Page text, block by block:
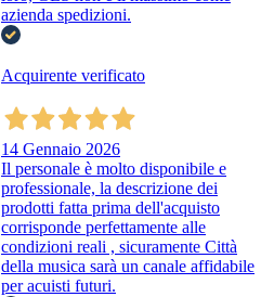
azienda spedizioni.
Acquirente verificato
14 Gennaio 2026
Il personale è molto disponibile e
professionale, la descrizione dei
prodotti fatta prima dell'acquisto
corrisponde perfettamente alle
condizioni reali , sicuramente Città
della musica sarà un canale affidabile
per acuisti futuri.